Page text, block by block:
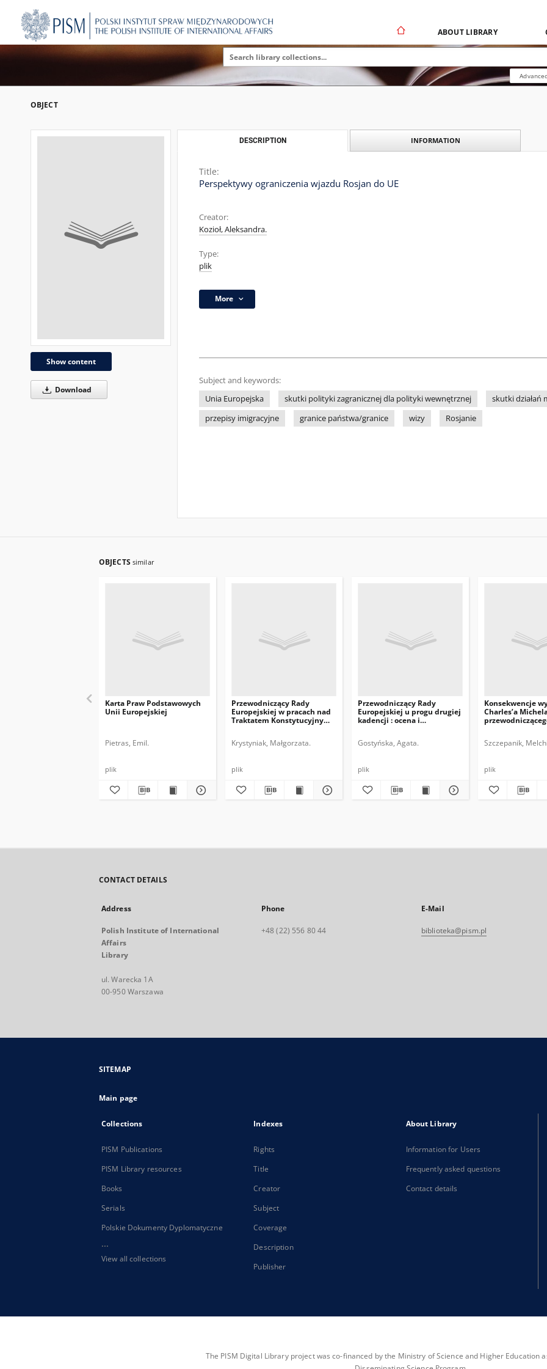
ABOUT LIBRARY
OBJECT
Show content
Download
DESCRIPTION INFORMATION
Title:
Perspektywy ograniczenia wjazdu Rosjan do UE
Creator:
Kozioł, Aleksandra.
Type:
plik
More
Subject and keywords:
Unia Europejska
skutki polityki zagranicznej dla polityki wewnętrznej skutki działań
przepisy imigracyjne
granice państwa/granice wizy Rosjanie
OBJECTS similar
Karta Praw Podstawowych
Unii Europejskiej
Pietras, Emil.
plik
Przewodniczący Rady
Europejskiej w pracach nad
Traktatem Konstytucyjnym
Krystyniak, Małgorzata.
plik
Przewodniczący Rady
Europejskiej u progu drugiej
kadencji : ocena i
Gostyńska, Agata.
plik
Konsekwencje
Charles’a
Szczepanik,
plik
CONTACT DETAILS
Address
Polish Institute of International
Affairs
Library
ul. Warecka 1A
00-950 Warszawa
Phone
+48 (22) 556 80 44
E-Mail
biblioteka@pism.pl
SITEMAP
Main page
Collections
PISM Publications
PISM Library resources
Books
Serials
Polskie Dokumenty Dyplomatyczne
...
View all collections
Indexes
Rights
Title
Creator
Subject
Coverage
Description
Publisher
About Library
Information for Users
Frequently asked questions
Contact details
The PISM Digital Library project was co-financed by the Ministry of Science and Higher Education